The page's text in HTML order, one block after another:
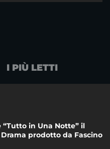
I PIÙ LETTI
“Tutto in Una Notte” il
prodotto da Fascino
di WittyTV